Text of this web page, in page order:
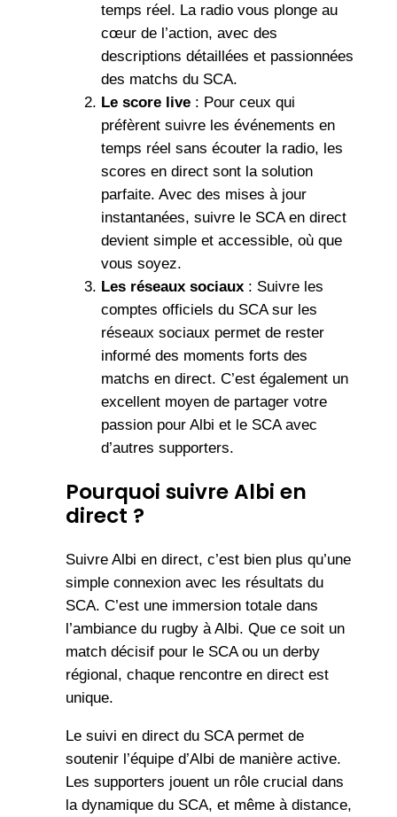
temps réel. La radio vous plonge au
cœur de l’action, avec des
descriptions détaillées et passionnées
des matchs du SCA.
Le score live: Pour ceux qui
préfèrent suivre les événements en
temps réel sans écouter la radio, les
scores en direct sont la solution
parfaite. Avec des mises à jour
instantanées, suivre le SCA en direct
devient simple et accessible, où que
vous soyez.
Les réseaux sociaux: Suivre les
comptes officiels du SCA sur les
réseaux sociaux permet de rester
informé des moments forts des
matchs en direct. C’est également un
excellent moyen de partager votre
passion pour Albi et le SCA avec
d’autres supporters.
Pourquoi suivre Albi en
direct ?
Suivre Albi en direct, c’est bien plus qu’une
simple connexion avec les résultats du
SCA. C’est une immersion totale dans
l’ambiance du rugby à Albi. Que ce soit un
match décisif pour le SCA ou un derby
régional, chaque rencontre en direct est
unique.
Le suivi en direct du SCA permet de
soutenir l’équipe d’Albi de manière active.
Les supporters jouent un rôle crucial dans
la dynamique du SCA, et même à distance,